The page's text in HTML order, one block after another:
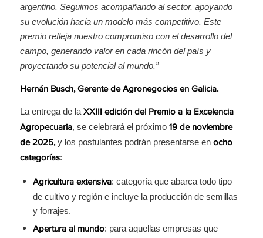
argentino. Seguimos acompañando al sector, apoyando
su evolución hacia un modelo más competitivo. Este
premio refleja nuestro compromiso con el desarrollo del
campo, generando valor en cada rincón del país y
proyectando su potencial al mundo.”
Hernán Busch, Gerente de Agronegocios en Galicia.
La entrega de la XXIII edición del Premio a la Excelencia
Agropecuaria, se celebrará el próximo 19 de noviembre
de 2025, y los postulantes podrán presentarse en ocho
categorías:
Agricultura extensiva: categoría que abarca todo tipo
de cultivo y región e incluye la producción de semillas
y forrajes.
Apertura al mundo: para aquellas empresas que